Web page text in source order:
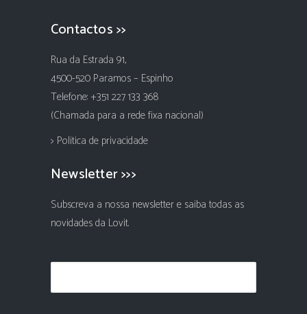
Contactos >>
Rua da Estrada 91,
4500-520 Paramos – Espinho
Telefone: +351 227 133 368
(Chamada para a rede fixa nacional)
> Politica de privacidade
Newsletter >>>
Subscreva a nossa newsletter e saiba todas as
novidades da Lovit.